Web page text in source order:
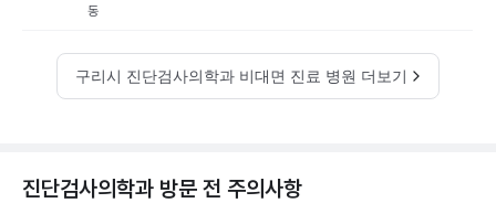
동
구리시 진단검사의학과 비대면 진료 병원 더보기
진단검사의학과 방문 전 주의사항